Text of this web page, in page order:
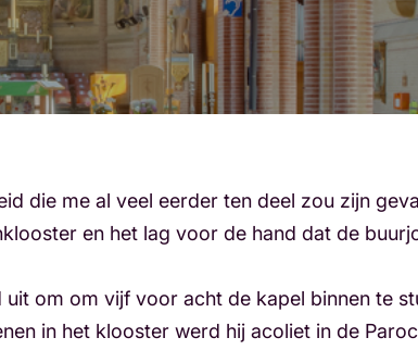
die me al veel eerder ten deel zou zijn
en het lag voor de hand dat de
om om vijf voor acht de kapel binnen te
in het klooster werd hij acoliet in de